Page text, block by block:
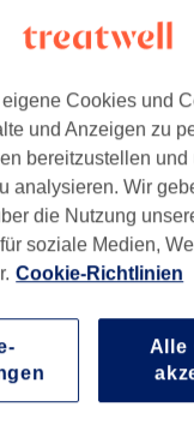
Massage & Kosmetik
Stadtmitte und bietet
an.
Gehminuten.
166 Bewertungen
Cookies und
und Anzeigen zu
bereitzustellen und
analysieren. Wir
die Nutzung
soziale Medien,
Cookie-Richtlinien
Alle